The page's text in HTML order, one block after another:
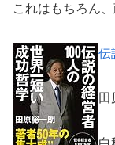
これはもちろん
伝
田